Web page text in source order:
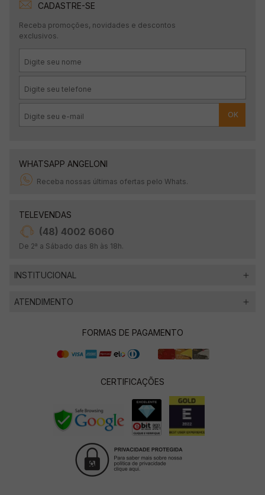
CADASTRE-SE
Receba promoções, novidades e descontos
exclusivos.
OK
WHATSAPP ANGELONI
Receba nossas últimas ofertas pelo Whats.
TELEVENDAS
(48) 4002 6060
De 2ª a Sábado das 8h às 18h.
INSTITUCIONAL
ATENDIMENTO
FORMAS DE PAGAMENTO
CERTIFICAÇÕES